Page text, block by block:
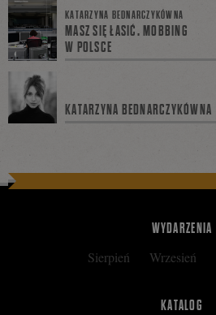
się
na
KATARZYNA BEDNARCZYKÓWNA
MASZ SIĘ ŁASIĆ. MOBBING
W POLSCE
KATARZYNA BEDNARCZYKÓWNA
WYDARZENIA
Sierpień Wrzesień
KATALOG